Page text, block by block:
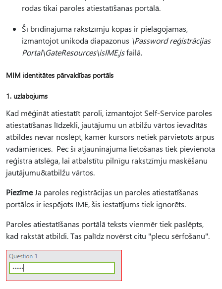
rodas tikai paroles atiestatīšanas portālā.
Šī brīdinājuma rakstzīmju kopas ir pielāgojamas,
izmantojot unikoda diapazonus \Password reģistrācijas
Portal\GateResources\isIME.jsfailā.
MIM identitātes pārvaldības portāls
1. uzlabojums
Kad mēģināt atiestatīt paroli, izmantojot Self-Service paroles
atiestatīšanas līdzekli, jautājumu un atbilžu vārtos ievadītās
atbildes nevar noslēpt, kamēr kursors netiek pārvietots ārpus
vadāmierīces. Pēc šī atjauninājuma lietošanas tiek pievienota
reģistra atslēga, lai atbalstītu pilnīgu rakstzīmju maskēšanu
jautājumu&atbilžu vārtos.
PiezīmeJa paroles reģistrācijas un paroles atiestatīšanas
portālos ir iespējots IME, šis iestatījums tiek ignorēts.
Paroles atiestatīšanas portālā teksts vienmēr tiek paslēpts,
kad rakstāt atbildi. Tas palīdz novērst citu "plecu sērfošanu".